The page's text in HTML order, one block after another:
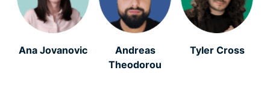
EN YENİ
Ana Jovanovic
Andreas
Theodorou
Tyler Cross